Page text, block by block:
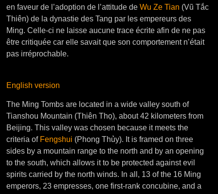
en faveur de l’adoption de l’attitude deWu Ze Tian (Vũ Tắc
Thiên) de la dynastie des Tang par les empereurs des
Ming. Celle-ci ne laisse aucune trace écrite afin de ne pas
être critiquée car elle savait que son comportement n’était
pas irréprochable.
English version
The Ming Tombs are located in a wide valley south of
Tianshou Mountain (Thiên Thọ), about 42 kilometers from
Beijing. This valley was chosen because it meets the
criteria ofFengshui (Phong Thủy). It is framed on three
sides by a mountain range to the north and by an opening
to the south, which allows it to be protected against evil
spirits carried by the north winds. In all, 13 of the 16 Ming
emperors, 23 empresses, one first-rank concubine, and a